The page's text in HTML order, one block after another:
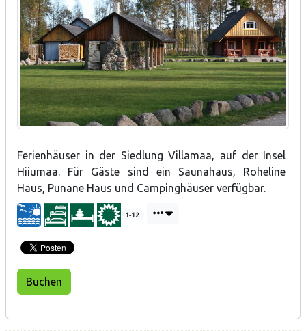
Ferienhäuser in der Siedlung Villamaa, auf der Insel
Hiiumaa. Für Gäste sind ein Saunahaus, Roheline
Haus, Punane Haus und Campinghäuser verfügbar.
1-12
Buchen